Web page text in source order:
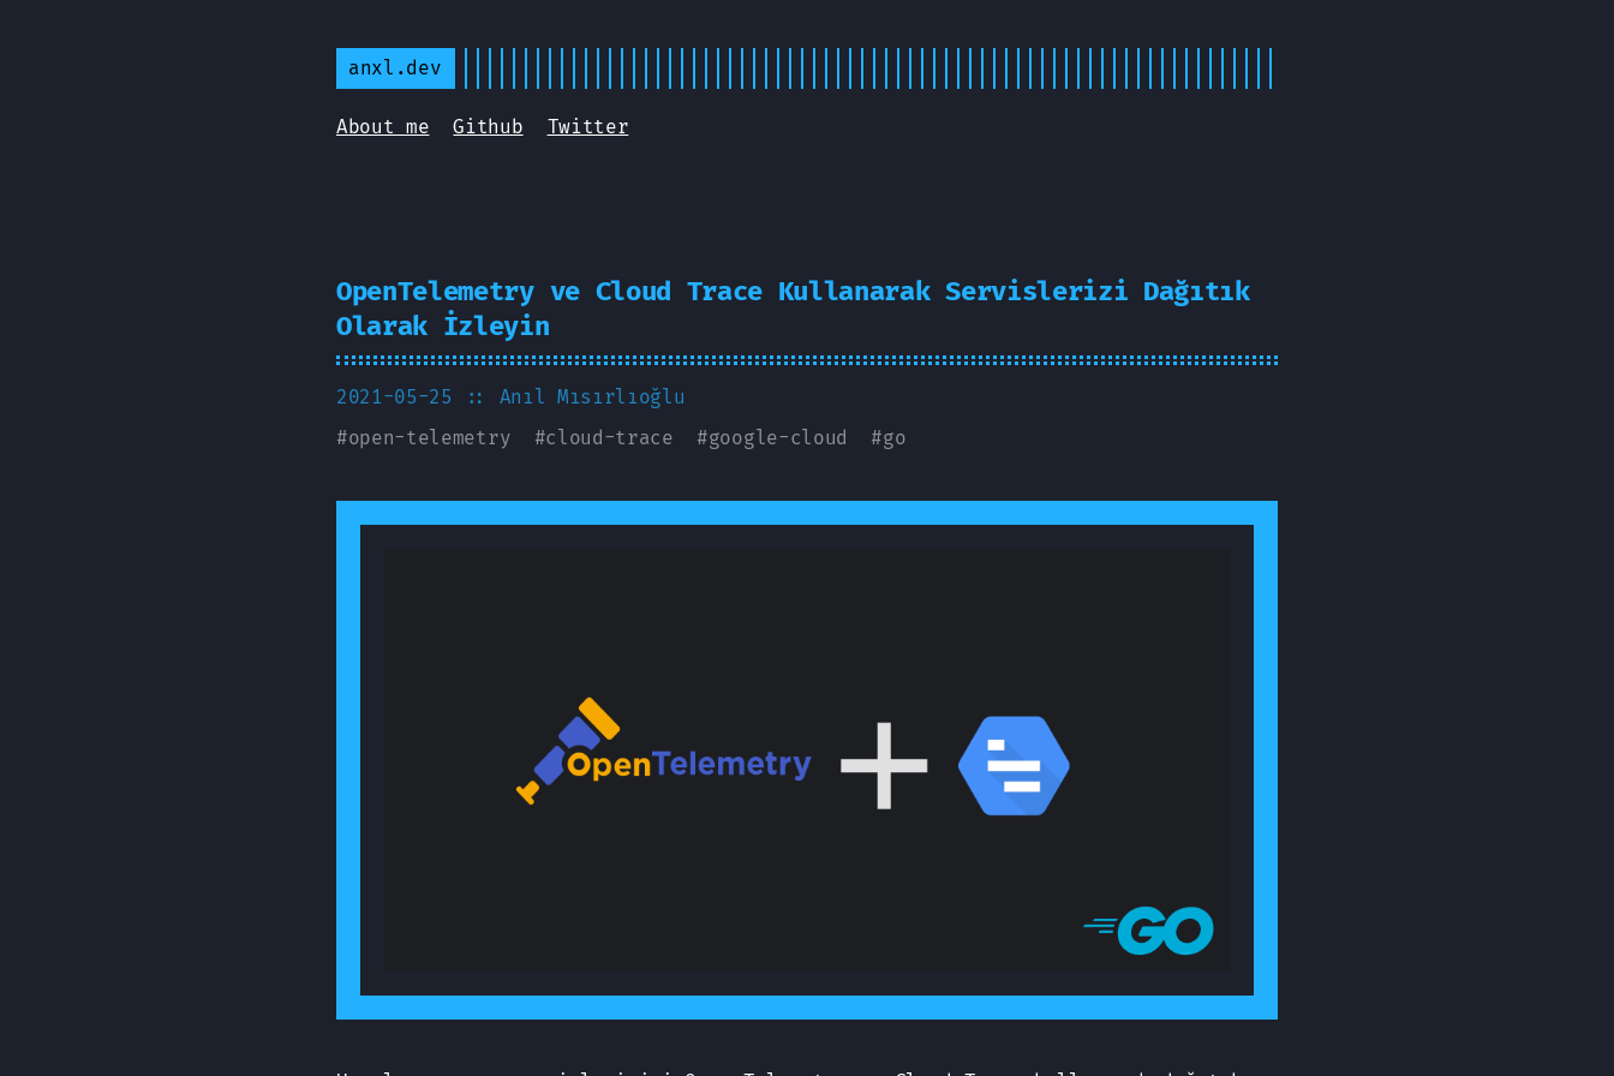
anxl.dev
About me Github Twitter
OpenTelemetry ve Cloud Trace Kullanarak Servislerizi Dağıtık
Olarak İzleyin
2021-05-25
:: Anıl Mısırlıoğlu
#open-telemetry #cloud-trace #google-cloud #go